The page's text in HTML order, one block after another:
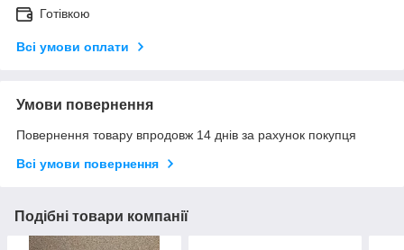
Готівкою
Всі умови оплати
Умови повернення
Повернення товару впродовж 14 днів за рахунок покупця
Всі умови повернення
Подібні товари компанії